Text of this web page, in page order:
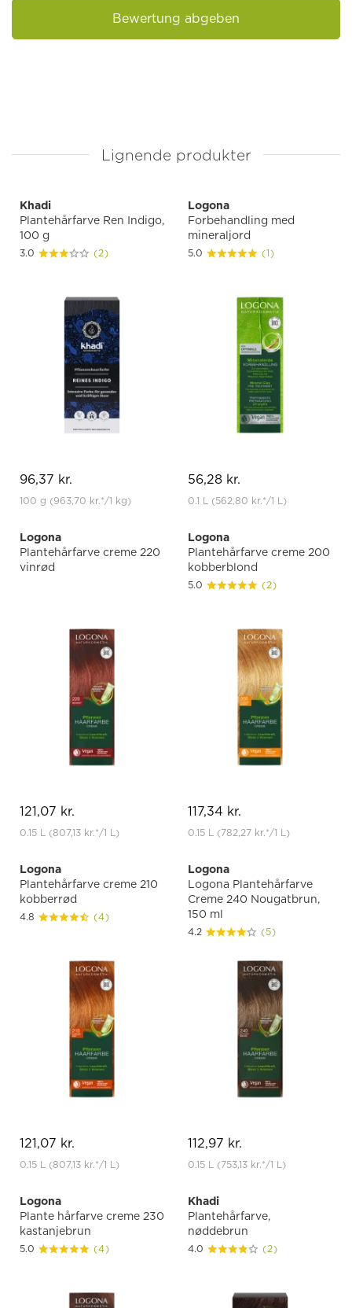
Bewertung abgeben
Lignende produkter
Khadi
Plantehårfarve Ren Indigo,
100 g
3.0 (2)
96,37 kr.
100 g (963,70 kr.*/1 kg)
Logona
Forbehandling med
mineraljord
5.0 (1)
56,28 kr.
0.1 L (562,80 kr.*/1 L)
Logona
Plantehårfarve creme 220
vinrød
121,07 kr.
0.15 L (807,13 kr.*/1 L)
Logona
Plantehårfarve creme 200
kobberblond
5.0 (2)
117,34 kr.
0.15 L (782,27 kr.*/1 L)
Logona
Plantehårfarve creme 210
kobberrød
4.8 (4)
121,07 kr.
0.15 L (807,13 kr.*/1 L)
Logona
Logona Plantehårfarve
Creme 240 Nougatbrun,
150 ml
4.2 (5)
112,97 kr.
0.15 L (753,13 kr.*/1 L)
Logona
Plante hårfarve creme 230
kastanjebrun
5.0 (4)
Khadi
Plantehårfarve,
nøddebrun
4.0 (2)